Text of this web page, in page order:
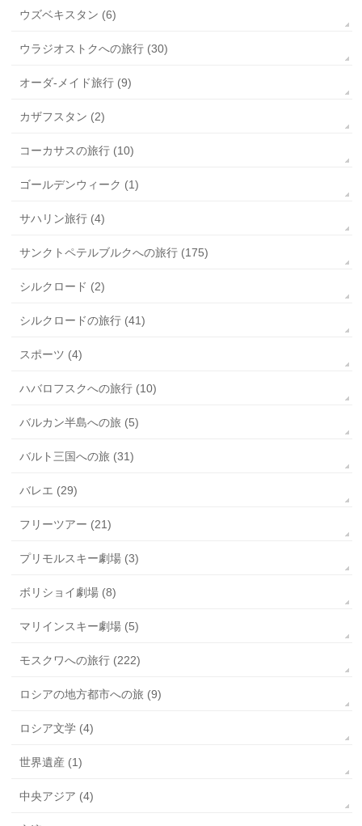
ウズベキスタン (6)
ウラジオストクへの旅行 (30)
オーダ-メイド旅行 (9)
カザフスタン (2)
コーカサスの旅行 (10)
ゴールデンウィーク (1)
サハリン旅行 (4)
サンクトペテルブルクへの旅行 (175)
シルクロード (2)
シルクロードの旅行 (41)
スポーツ (4)
ハバロフスクへの旅行 (10)
バルカン半島への旅 (5)
バルト三国への旅 (31)
バレエ (29)
フリーツアー (21)
プリモルスキー劇場 (3)
ボリショイ劇場 (8)
マリインスキー劇場 (5)
モスクワへの旅行 (222)
ロシアの地方都市への旅 (9)
ロシア文学 (4)
世界遺産 (1)
中央アジア (4)